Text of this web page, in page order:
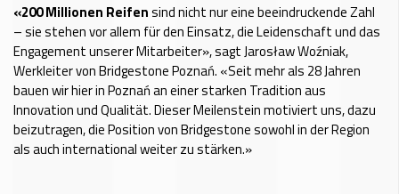
«200 Millionen Reifensind nicht nur eine beeindruckende Zahl
– sie stehen vor allem für den Einsatz, die Leidenschaft und das
Engagement unserer Mitarbeiter», sagt Jarosław Woźniak,
Werkleiter von Bridgestone Poznań. «Seit mehr als 28 Jahren
bauen wir hier in Poznań an einer starken Tradition aus
Innovation und Qualität. Dieser Meilenstein motiviert uns, dazu
beizutragen, die Position von Bridgestone sowohl in der Region
als auch international weiter zu stärken.»